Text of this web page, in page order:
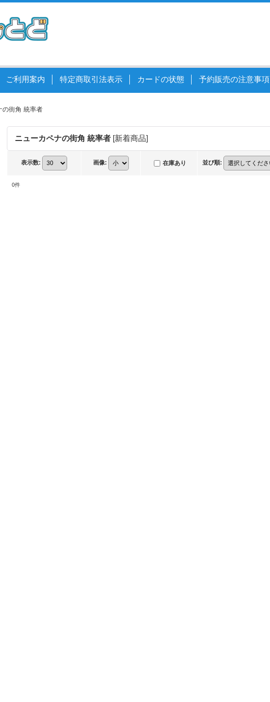
ご利用案内 特定商取引法表示 カードの状態 予約販売の注意事項
の街角 統率者
ニューカペナの街角 統率者 [新着商品]
表示数: 画像: 在庫あり 並び順:
0件